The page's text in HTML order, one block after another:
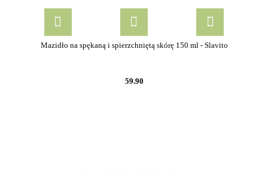
Mazidło na spękaną i spierzchniętą skórę 150 ml - Slavito
59.90